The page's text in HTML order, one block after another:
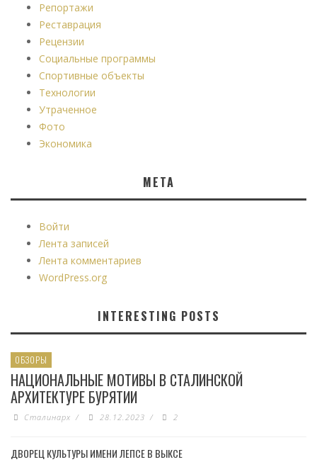
Репортажи
Реставрация
Рецензии
Социальные программы
Спортивные объекты
Технологии
Утраченное
Фото
Экономика
МЕТА
Войти
Лента записей
Лента комментариев
WordPress.org
INTERESTING POSTS
ОБЗОРЫ
НАЦИОНАЛЬНЫЕ МОТИВЫ В СТАЛИНСКОЙ
АРХИТЕКТУРЕ БУРЯТИИ
Сталинарх / 28.12.2023 / 2
ДВОРЕЦ КУЛЬТУРЫ ИМЕНИ ЛЕПСЕ В ВЫКСЕ